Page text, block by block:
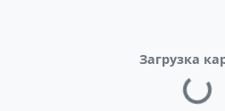
Загрузка